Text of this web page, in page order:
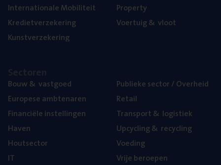
Inter­na­ti­o­na­le Mobiliteit
Kre­diet­ver­ze­ke­ring
Kunst­ver­ze­ke­ring
Pro­per­ty
Voer­tuig& vloot
Bouw& vastgoed
Euro­pe­se ambtenaren
Finan­ci­ë­le instellingen
Haven
Hout­sec­tor
IT
Publie­ke sec­tor / Overheid
Retail
Trans­port& logistiek
Upcy­cling& recycling
Voe­ding
Vrije beroe­pen